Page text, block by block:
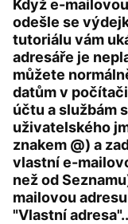
Když e-
odešle se
tutoriálu vám
adresáře je
můžete
datům v
účtu a službám
uživatelského
znakem @) a
vlastní e-
než od
mailovou
"Vlastní adresa"..